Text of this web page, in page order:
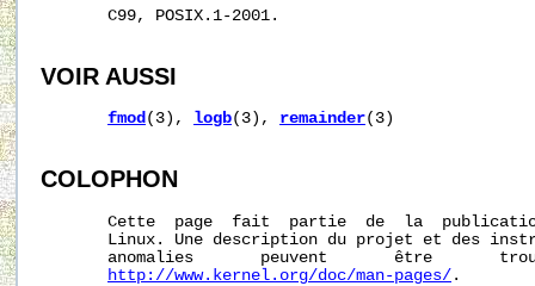
       C99, POSIX.1-2001.
VOIR AUSSI
fmod(3), logb(3), remainder(3)
COLOPHON
Cette  page  fait  partie  de  la
Linux. Une description du projet et des
anomalies       peuvent       être
http://www.kernel.org/doc/man-pages/ .